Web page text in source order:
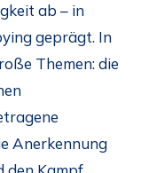
ab – in
geprägt. In
Themen: die
Anerkennung